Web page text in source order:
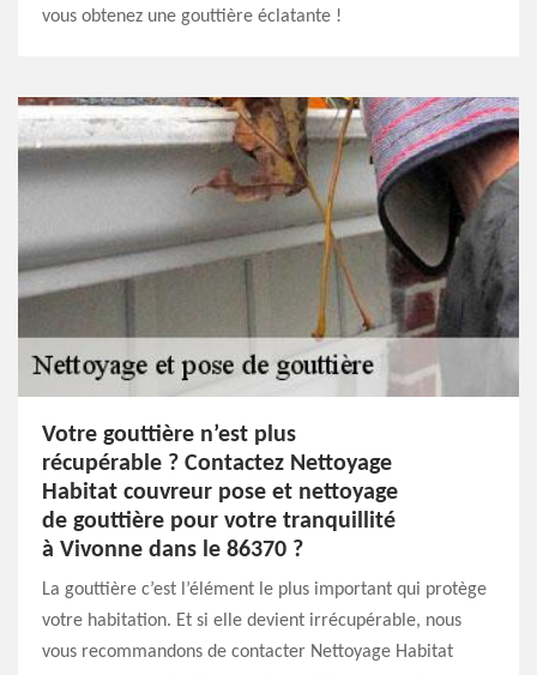
vous obtenez une gouttière éclatante !
Votre gouttière n’est plus
récupérable ? Contactez Nettoyage
Habitat couvreur pose et nettoyage
de gouttière pour votre tranquillité
à Vivonne dans le 86370 ?
La gouttière c’est l’élément le plus important qui protège
votre habitation. Et si elle devient irrécupérable, nous
vous recommandons de contacter Nettoyage Habitat